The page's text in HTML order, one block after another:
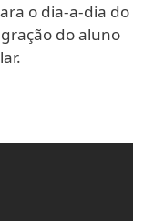
o dia-a-dia do
do aluno